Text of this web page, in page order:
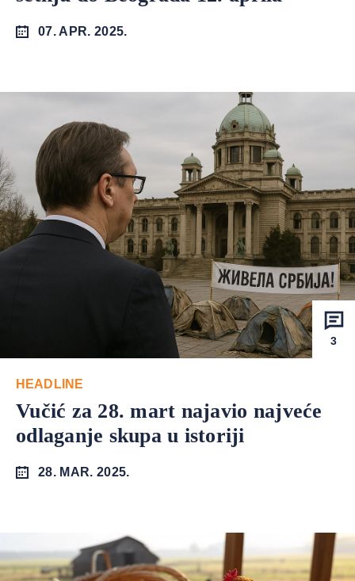
07. APR. 2025.
3
HEADLINE
Vučić za 28. mart najavio najveće
odlaganje skupa u istoriji
28. MAR. 2025.